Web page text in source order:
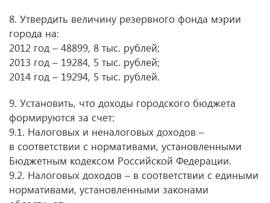
8. Утвердить величину резервного фонда мэрии
города на:
2012 год – 48899, 8 тыс. рублей;
2013 год – 19284, 5 тыс. рублей;
2014 год – 19294, 5 тыс. рублей.
9. Установить, что доходы городского бюджета
формируются за счет:
9.1. Налоговых и неналоговых доходов –
в соответствии с нормативами, установленными
Бюджетным кодексом Российской Федерации.
9.2. Налоговых доходов – в соответствии с едиными
нормативами, установленными законами